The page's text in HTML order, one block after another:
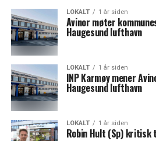
LOKALT 1 år siden
Avinor møter
Haugesund lufthavn
LOKALT 1 år siden
INP Karmøy mener
Haugesund lufthavn
LOKALT 1 år siden
Robin Hult (Sp)